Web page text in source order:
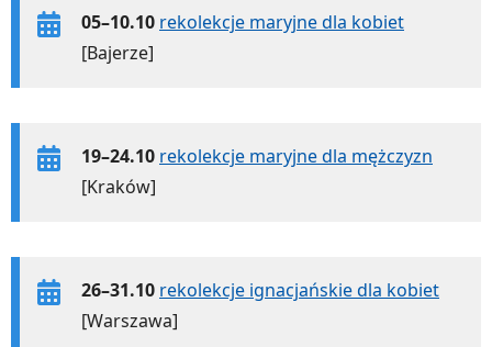
05–10.10 rekolekcje maryjne dla kobiet
[Bajerze]
19–24.10 rekolekcje maryjne dla mężczyzn
[Kraków]
26–31.10 rekolekcje ignacjańskie dla kobiet
[Warszawa]